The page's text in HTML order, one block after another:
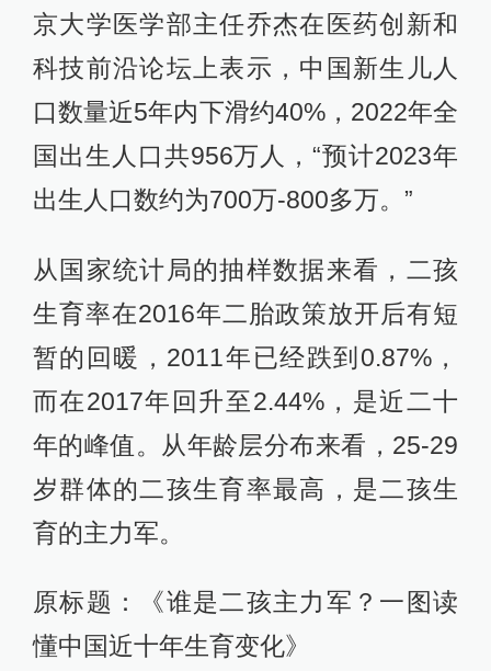
京大学医学部主任乔杰在医药创新和
科技前沿论坛上表示，中国新生儿人
口数量近5年内下滑约40%，2022年全
国出生人口共956万人，“预计2023年
出生人口数约为700万-800多万。”
从国家统计局的抽样数据来看，二孩
生育率在2016年二胎政策放开后有短
暂的回暖，2011年已经跌到0.87%，
而在2017年回升至2.44%，是近二十
年的峰值。从年龄层分布来看，25-29
岁群体的二孩生育率最高，是二孩生
育的主力军。
原标题：《谁是二孩主力军？一图读
懂中国近十年生育变化》